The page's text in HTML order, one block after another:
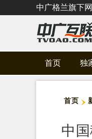
中广格兰旗下网
首页 独
首页
中